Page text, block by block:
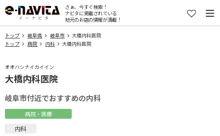
さぁ、今すぐ検索！
ナビタに掲載されている
地元のお店の情報が満載！
トップ 岐阜県 岐阜市
大橋内科医院
トップ
病院 内科 大橋内科医院
オオハシナイカイイン
大橋内科医院
岐阜市付近でおすすめの内科
病院・医療
内科